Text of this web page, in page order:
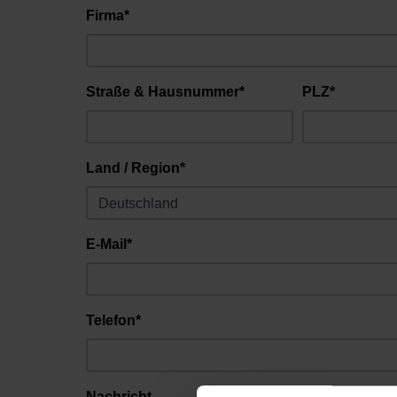
Firma*
Straße & Hausnummer* PLZ*
Land / Region*
E-Mail*
Telefon*